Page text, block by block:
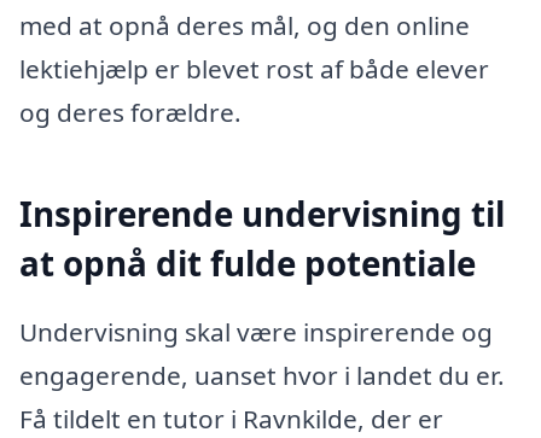
med at opnå deres mål, og den online
lektiehjælp er blevet rost af både elever
og deres forældre.
Inspirerende undervisning til
at opnå dit fulde potentiale
Undervisning skal være inspirerende og
engagerende, uanset hvor i landet du er.
Få tildelt en tutor i Ravnkilde, der er